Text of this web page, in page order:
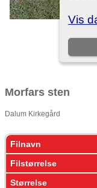
Morfars sten
Dalum Kirkegård
Filnavn
Filstørrelse
Størrelse